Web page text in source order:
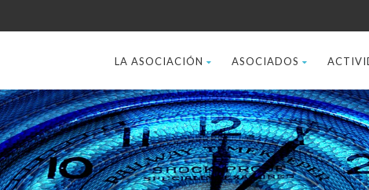
LA ASOCIACIÓN ASOCIADOS